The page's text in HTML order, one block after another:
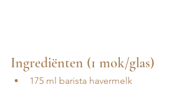
Ingrediënten (1 mok/glas)
175 ml barista havermelk